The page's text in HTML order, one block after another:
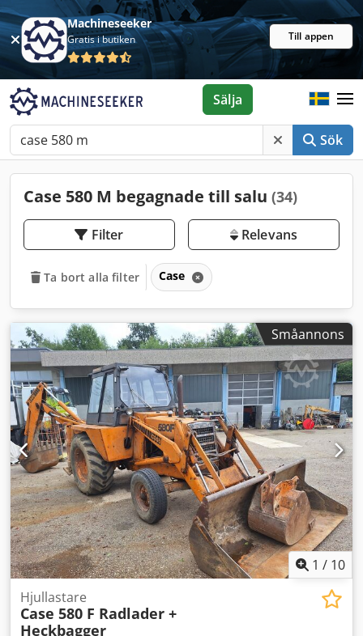
Machineseeker
Gratis i butiken Till appen
Sök
Sälja
Case 580 M begagnade till salu (34)
Filter Relevans
Ta bort alla filter Case
Småannons
1 / 10
Hjullastare
Case 580 F Radlader +
Heckbagger